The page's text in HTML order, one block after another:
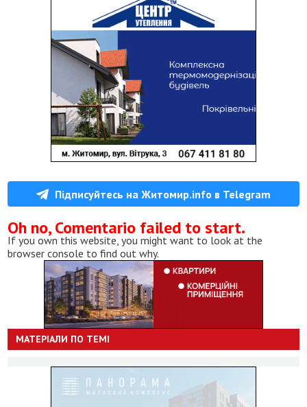
Підписуйтесь на Житомир.info в Telegram
Oh no, Comentario failed to start.
If you own this website, you might want to look at the
browser console to find out why.
МАТЕРІАЛИ ПО ТЕМІ